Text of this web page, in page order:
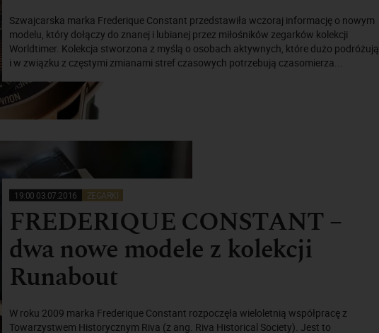
Szwajcarska marka Frederique Constant przedstawiła wczoraj informację o nowym
modelu, który dołączy do znanej i lubianej przez miłośników zegarków kolekcji
Worldtimer. Kolekcja stworzona z myślą o osobach aktywnych, które dużo podróżują
i w związku z częstymi zmianami stref czasowych potrzebują czasomierza...
19:00 03.07.2016 ZEGARKI
FREDERIQUE CONSTANT –
dwa nowe modele z kolekcji
Runabout
W roku 2009 marka Frederique Constant rozpoczęła wieloletnią współpracę z
Towarzystwem Historycznym Riva (z ang. Riva Historical Society). Jest to